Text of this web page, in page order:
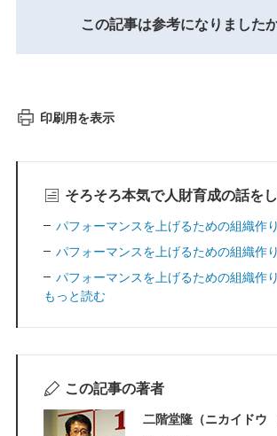
この記事は参考になりました
印刷用を表示
そろそろ本気で人財育成の話を
パフォーマンスを上げるための組織作
パフォーマンスを上げるための組織作
パフォーマンスを上げるための組織作
もっと読む
この記事の著者
二階堂隆（ニカイドウ